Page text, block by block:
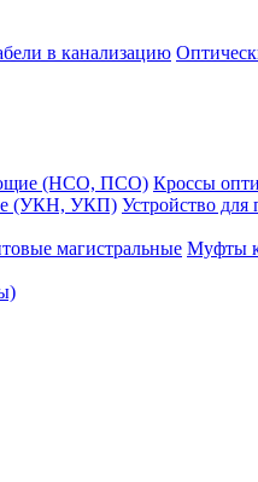
в канализацию
(НСО, ПСО) Кроссы
(УКН, УКП) Устройство
магистральные Муфты